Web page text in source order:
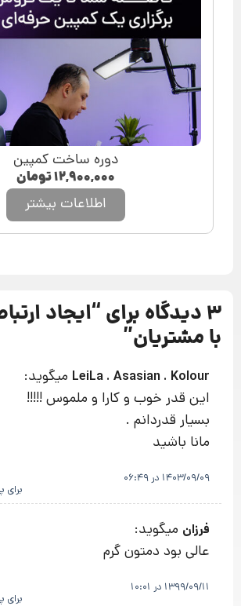
دوره ساخت کمپین
۱۲,۹۰۰,۰۰۰تومان
اطلاعات بیشتر
3 دیدگاه برای “ ایجاد
با مشتریان”
LeiLa . Asasian . Kolour میگوید:
این قدر خوب و کارا و ملموس !!!!!
بسیار قدردانم .
مانا باشید
1403/09/09 در 06:49
برای
فرزان میگوید:
عالی بود دمتون گرم
1399/09/11 در 10:01
برای